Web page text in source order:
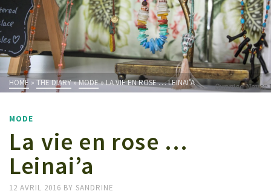
HOME » THE DIARY»MODE»LA VIE EN ROSE … LEINAI’A
MODE
La vie en rose …
Leinai’a
12 AVRIL 2016 BY SANDRINE